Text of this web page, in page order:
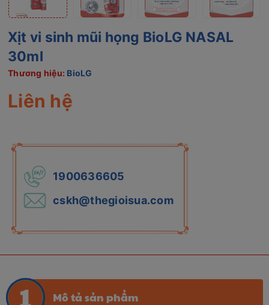
Xịt vi sinh mũi họng BioLG NASAL
30ml
Thương hiệu: BioLG
Liên hệ
1900636605
cskh@thegioisua.com
Mô tả sản phẩm